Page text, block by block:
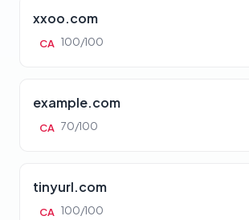
xxoo.com
CA 100/100
example.com
CA 70/100
tinyurl.com
CA 100/100